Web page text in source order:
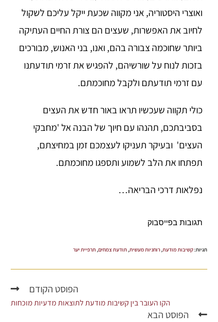
ואוצרי היסטוריה, אני מקווה שכעת ייקל עליכם לשקול
לחיוב את האפשרות, שעצים הם צורת החיים העתיקה
ביותר שחוכמה צבורה בהם, ואנו, בני האנוש, מבורכים
בזכות לנוח על שורשיהם, להפגיש את זרמי תודעתנו
עם זרמי תודעתם ולקבל מחוכמתם.
כולי תקווה שעכשיו תראו באור חדש את העצים
בסביבתכם, תהנהו עם חיוך של הבנה אל 'מחבקי
העצים' ובעיקר תעניקו לעצמכם זמן במחיצתם,
תפתחו את הלב לשמוע ותספגו מחוכמתם.
נפלאות דרכי הבריאה…
תגובות בפייסבוק
תגיות:קשיבות מודעת,רוחניות מעשית,תודעת צמחים,תרפיית יער
הפוסט הקודם
הקו העובר בין קשיבות מודעת לתוצאות מדעיות מוכחות
הפוסט הבא